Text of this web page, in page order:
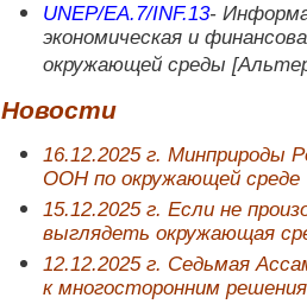
UNEP/EA.7/INF.13-
экономическая и
окружающей среды
Новости
16.12.2025 г. Минприроды
ООН по окружающей среде
15.12.2025 г. Если не
выглядеть окружающая
12.12.2025 г. Седьмая
к многосторонним